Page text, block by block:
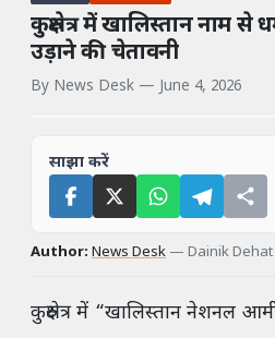
कुरुक्षेत्र में खालिस्तान नाम से
उड़ाने की चेतावनी
By News Desk — June 4, 2026
साझा करें
Author: News Desk — Dainik Dehat
कुरुक्षेत्र में “खालिस्तान नेशनल